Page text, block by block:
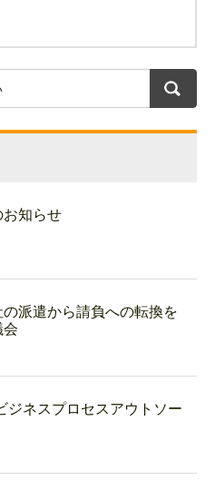
お知らせ
派遣から請負への転換を
ジネスプロセスアウトソー